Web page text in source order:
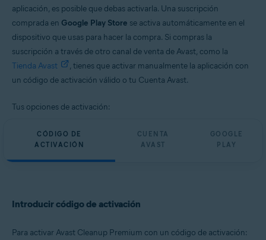
aplicación, es posible que debas activarla. Una suscripción
comprada en Google Play Store se activa automáticamente en el
dispositivo que usas para hacer la compra. Si compras la
suscripción a través de otro canal de venta de Avast, como la
Tienda Avast
, tienes que activar manualmente la aplicación con
un código de activación válido o tu Cuenta Avast.
Tus opciones de activación:
CÓDIGO DE
ACTIVACIÓN
CUENTA
AVAST
GOOGLE
PLAY
Introducir código de activación
Para activar Avast Cleanup Premium con un código de activación: